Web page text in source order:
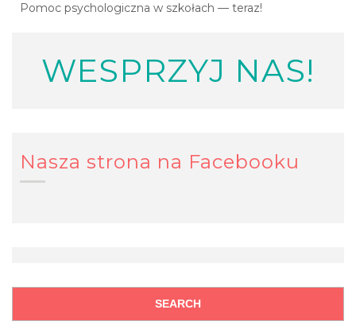
Pomoc psychologiczna w szkołach — teraz!
WESPRZYJ NAS!
Nasza strona na Facebooku